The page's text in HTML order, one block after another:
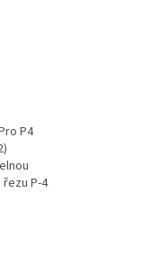
P4
P-4